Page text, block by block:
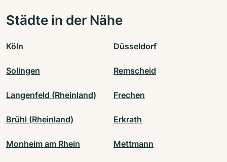
Städte in der Nähe
Köln Düsseldorf
Solingen Remscheid
Langenfeld (Rheinland) Frechen
Brühl (Rheinland) Erkrath
Monheim am Rhein Mettmann